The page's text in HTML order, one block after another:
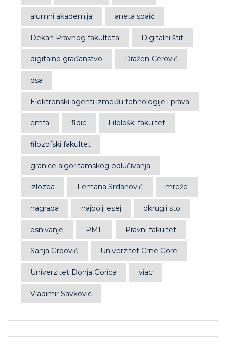
alumni akademija aneta spaić
Dekan Pravnog fakulteta Digitalni štit
digitalno građanstvo Dražen Cerović
dsa
Elektronski agenti između tehnologije i prava
emfa fidic Filološki fakultet
filozofski fakultet
granice algoritamskog odlučivanja
izlozba Lemana Srdanović mreže
nagrada najbolji esej okrugli sto
osnivanje PMF Pravni fakultet
Sanja Grbović Univerzitet Crne Gore
Univerzitet Donja Gorica viac
Vladimir Savkovic